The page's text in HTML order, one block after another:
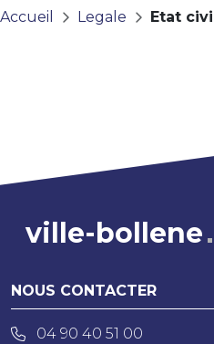
Accueil Legale Etat civil
ville-bollene
NOUS CONTACTER
04 90 40 51 00